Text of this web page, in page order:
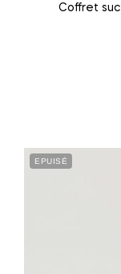
Coffret
EPUISÉ